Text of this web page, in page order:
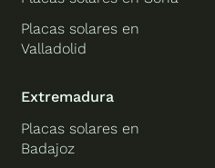
Placas solares en
Valladolid
Extremadura
Placas solares en
Badajoz